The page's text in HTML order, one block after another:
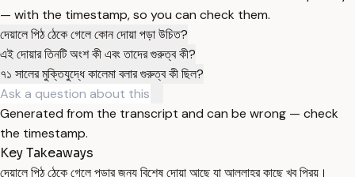
— with the timestamp, so you can check them.
দেয়ালে পিঠ ঠেকে গেলে কোন দোয়া পড়া উচিত?
এই দোয়ার তিনটি অংশ কী এবং তাদের গুরুত্ব কী?
৭১ সালের মুক্তিযুদ্ধে কালেমা বলার গুরুত্ব কী ছিল?
Generated from the transcript and can be wrong — check
the timestamp.
Key Takeaways
দেয়ালে পিঠ ঠেকে গেলে পড়ার জন্য বিশেষ দোয়া আছে যা আল্লাহর কাছে খুব প্রিয়।